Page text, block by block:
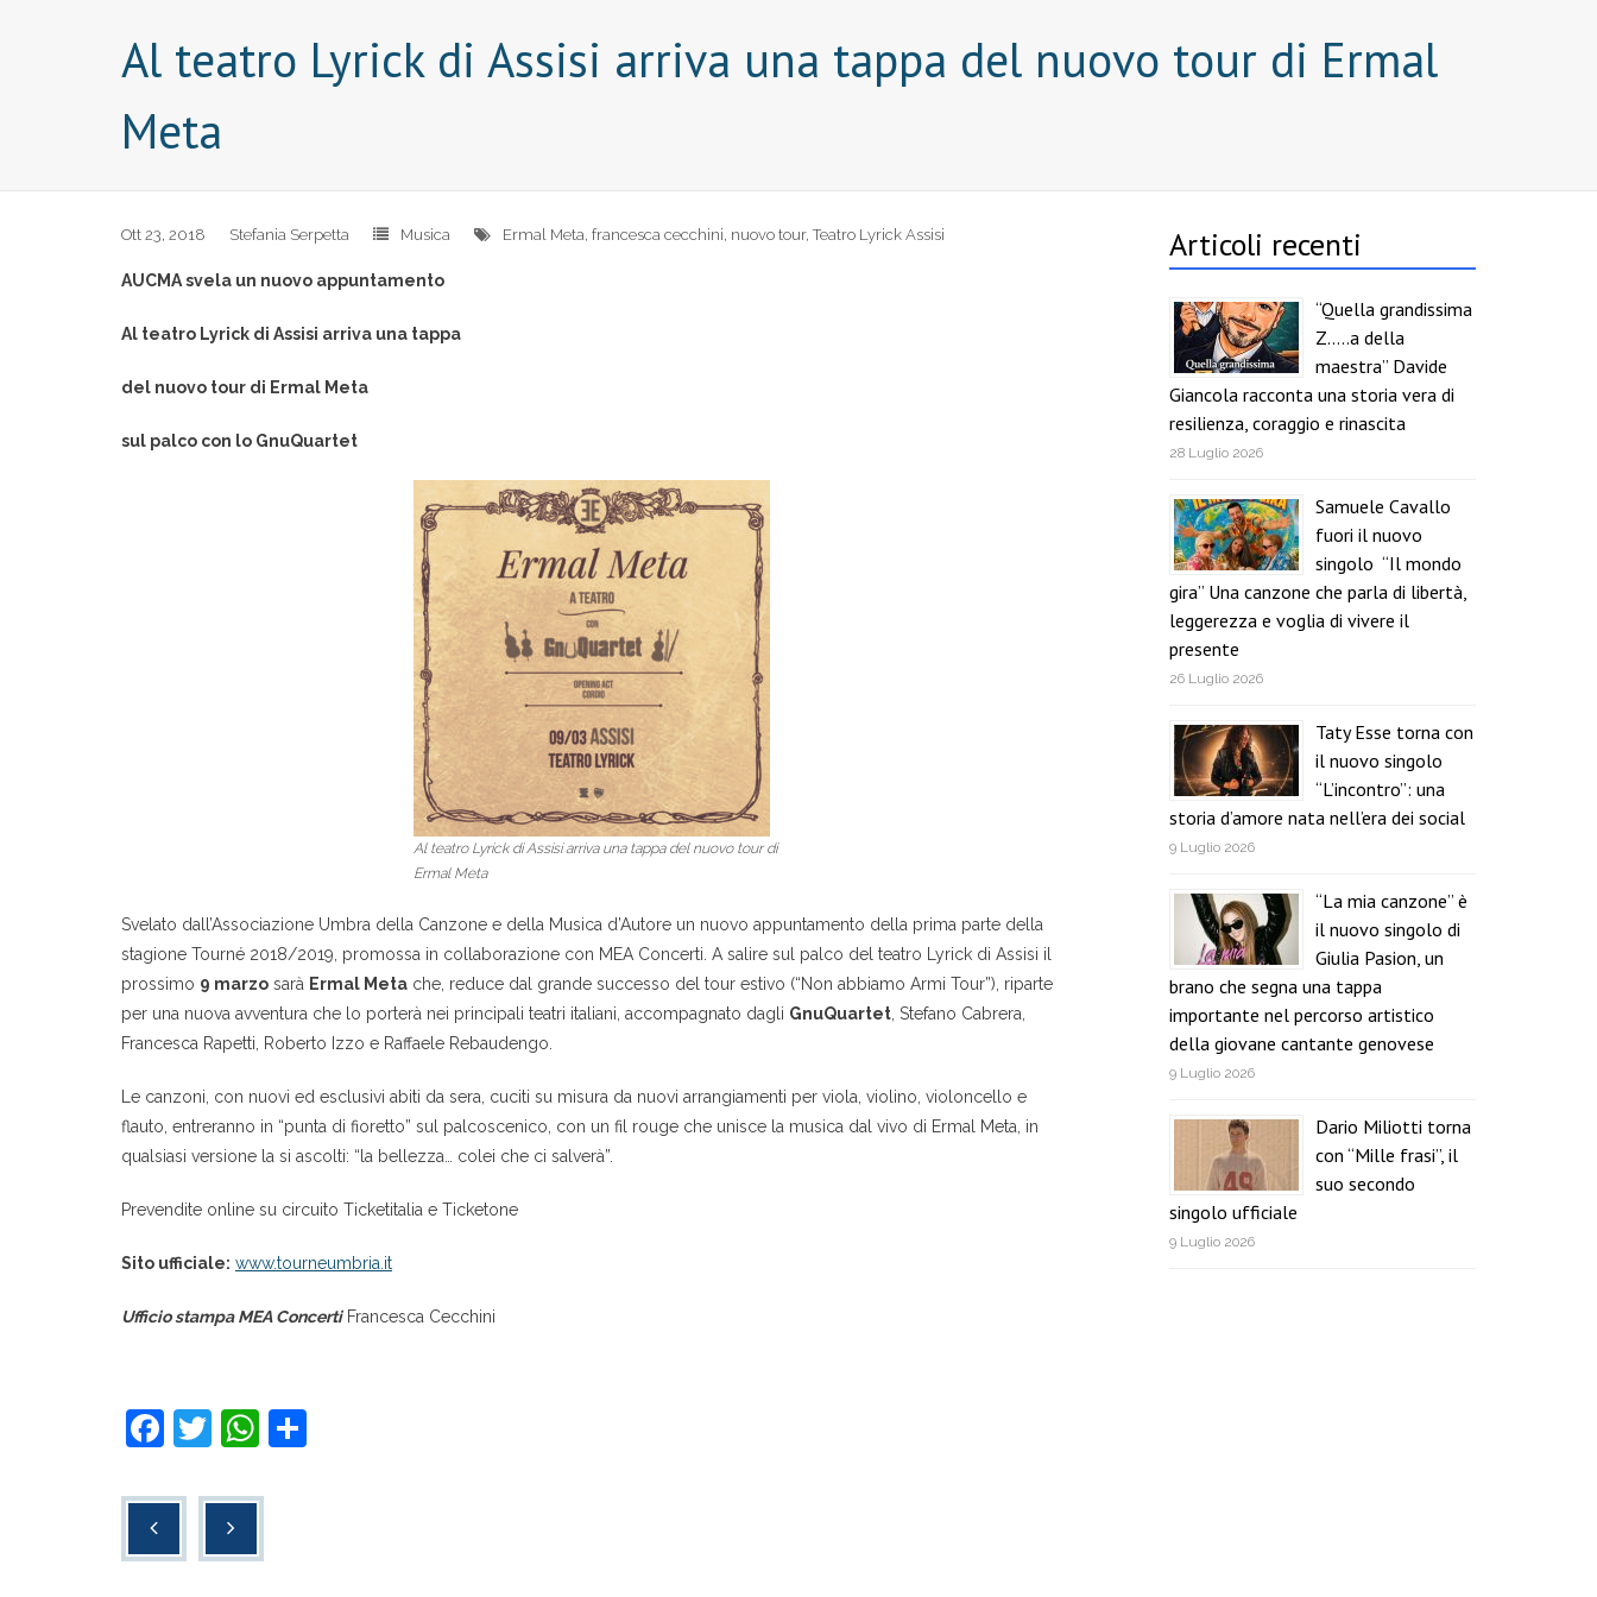
Al teatro Lyrick di Assisi arriva una tappa del nuovo tour di Ermal
Meta
Ott 23, 2018 Stefania Serpetta Musica Ermal Meta, francesca cecchini, nuovo tour,Teatro Lyrick Assisi
AUCMA svela un nuovo appuntamento
Al teatro Lyrick di Assisi arriva una tappa
del nuovo tour di Ermal Meta
sul palco con lo GnuQuartet
Al teatro Lyrick di Assisi arriva una tappa del nuovo tour di
Ermal Meta
Svelato dall’Associazione Umbra della Canzone e della Musica d’Autore un nuovo appuntamento della prima parte della
stagione Tourné 2018/2019, promossa in collaborazione con MEA Concerti. A salire sul palco del teatro Lyrick di Assisi il
prossimo 9 marzo sarà Ermal Meta che, reduce dal grande successo del tour estivo (“Non abbiamo Armi Tour”), riparte
per una nuova avventura che lo porterà nei principali teatri italiani, accompagnato dagli GnuQuartet , Stefano Cabrera,
Francesca Rapetti, Roberto Izzo e Raffaele Rebaudengo.
Le canzoni, con nuovi ed esclusivi abiti da sera, cuciti su misura da nuovi arrangiamenti per viola, violino, violoncello e
flauto, entreranno in “punta di fioretto” sul palcoscenico, con un fil rouge che unisce la musica dal vivo di Ermal Meta, in
qualsiasi versione la si ascolti: “la bellezza… colei che ci salverà”.
Prevendite online su circuito Ticketitalia e Ticketone
Sito ufficiale: www.tourneumbria.it
Ufficio stampa MEA ConcertiFrancesca Cecchini
F
c
T
tt
er
W
at
Articoli recenti
“Quella grandissima
Z…..a della
maestra” Davide
Giancola racconta una storia vera di
resilienza, coraggio e rinascita
28 Luglio 2026
Samuele Cavallo
fuori il nuovo
singolo “Il mondo
gira” Una canzone che parla di libertà,
leggerezza e voglia di vivere il
presente
26 Luglio 2026
Taty Esse torna con
il nuovo singolo
“L’incontro”: una
storia d’amore nata nell’era dei social
9 Luglio 2026
“La mia canzone” è
il nuovo singolo di
Giulia Pasion, un
brano che segna una tappa
importante nel percorso artistico
della giovane cantante genovese
9 Luglio 2026
Dario Miliotti torna
con “Mille frasi”, il
suo secondo
singolo ufficiale
9 Luglio 2026